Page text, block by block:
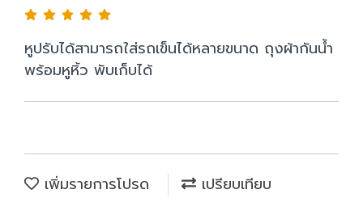
หูปรับได้สามารถใส่รถเข็นได้หลายขนาด ถุงผ้ากันน้ำ
พร้อมหูหิ้ว พับเก็บได้
เพิ่มรายการโปรด
เปรียบเทียบ